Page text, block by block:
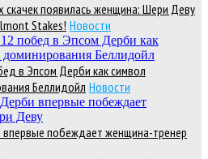
скачек появилась женщина: Шери Деву
Stakes! Новости
в Эпсом Дерби как символ
Беллидойл Новости
впервые побеждает женщина-тренер